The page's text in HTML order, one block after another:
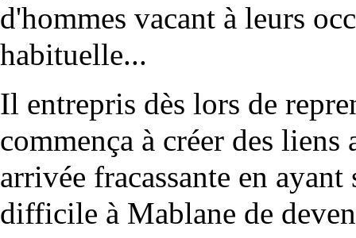
d'hommes vacant à leurs
habituelle...
Il entrepris dès lors de
commença à créer des
arrivée fracassante en
difficile à Mablane de